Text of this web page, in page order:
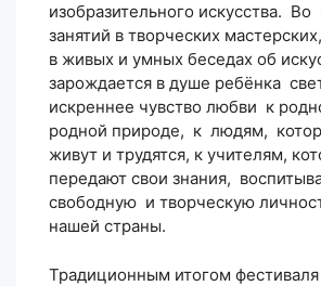
изобразительного искусства.
занятий в творческих
в живых и умных беседах об
зарождается в душе ребёнка
искреннее чувство любви к
родной природе, к людям,
живут и трудятся, к учителям,
передают свои знания,
свободную и творческую
нашей страны.
Традиционным итогом фестиваля